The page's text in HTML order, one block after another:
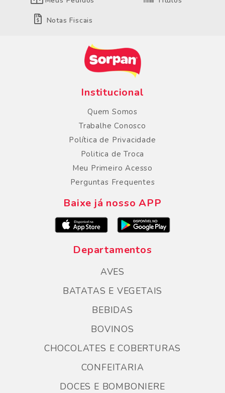
Notas Fiscais
Institucional
Quem Somos
Trabalhe Conosco
Política de Privacidade
Politica de Troca
Meu Primeiro Acesso
Perguntas Frequentes
Baixe já nosso APP
Departamentos
AVES
BATATAS E VEGETAIS
BEBIDAS
BOVINOS
CHOCOLATES E COBERTURAS
CONFEITARIA
DOCES E BOMBONIERE